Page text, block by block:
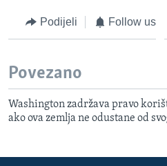
Podijeli Follow us
Povezano
Washington zadržava pravo
ako ova zemlja ne odustane od